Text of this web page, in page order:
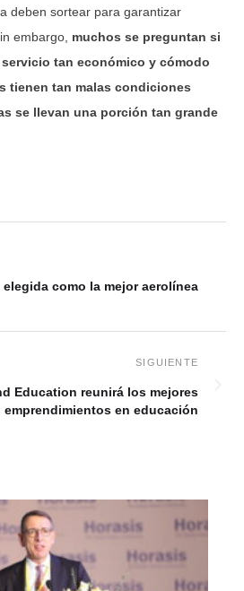
deben sortear para garantizar
embargo, muchos se preguntan si
tan económico y cómodo
tienen tan malas condiciones
se llevan una porción tan grande
como la mejor aerolínea
Education reunirá los mejores
emprendimientos en educación